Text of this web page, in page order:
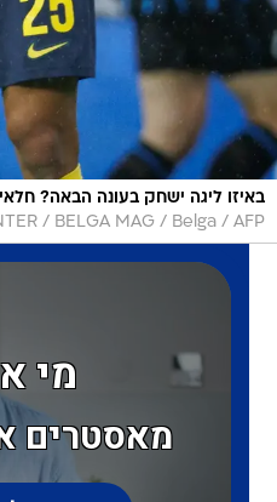
באיזו ליגה ישחק בעונה הבאה?
/ BELGA MAG / Belga / AFP